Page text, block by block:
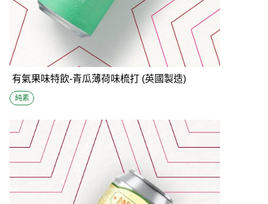
有氣果味特飲-青瓜薄荷味梳打 (英國製造)
純素